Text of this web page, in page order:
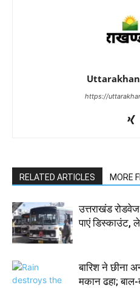
https://
RELATED ARTICLES MORE
उत्तराखंड
पाएं
बारिश ने छीना
मकान ढहा;